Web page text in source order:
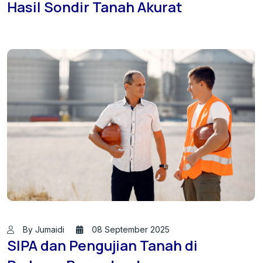
Hasil Sondir Tanah Akurat
By Jumaidi 08 September 2025
SIPA dan Pengujian Tanah di